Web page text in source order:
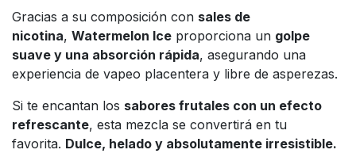
Gracias a su composición con sales de
nicotina, Watermelon Ice proporciona un golpe
suave y una absorción rápida, asegurando una
experiencia de vapeo placentera y libre de asperezas.
Si te encantan los sabores frutales con un efecto
refrescante, esta mezcla se convertirá en tu
favorita. Dulce, helado y absolutamente irresistible.